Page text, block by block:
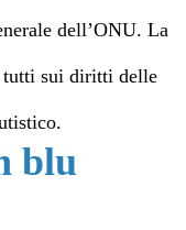
dell’ONU. La
tutti sui diritti delle
blu